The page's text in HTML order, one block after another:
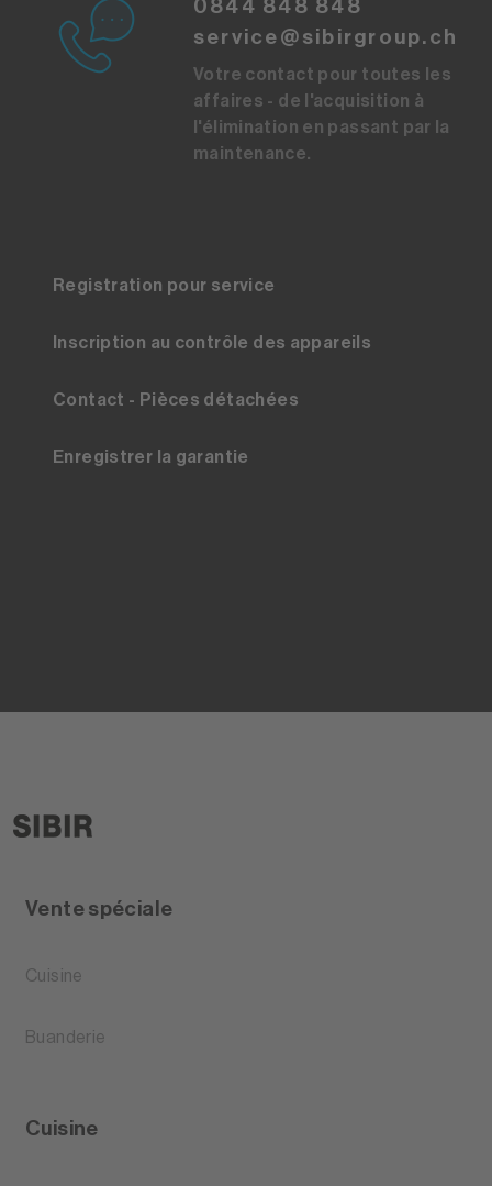
0844 848 848
service@sibirgroup.ch
Votre contact pour toutes les
affaires - de l'acquisition à
l'élimination en passant par la
maintenance.
Registration pour service
Inscription au contrôle des appareils
Contact - Pièces détachées
Enregistrer la garantie
Vente spéciale
Cuisine
Buanderie
Cuisine